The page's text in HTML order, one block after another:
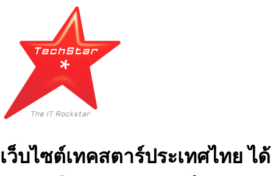
เว็บไซต์เทคสตาร์ประเทศไทย ได้